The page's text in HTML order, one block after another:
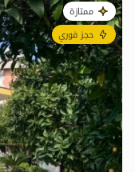
ممتازة
حجز فوري